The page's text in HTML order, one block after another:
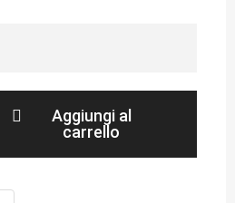
Aggiungi al
carrello